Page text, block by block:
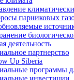
парниковых
деятельность
партнерство
Up Siberia
программы
инвестиции